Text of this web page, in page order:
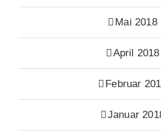
Mai 2018
April 2018
Februar
Januar